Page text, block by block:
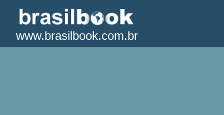
www.brasilbook.com.br